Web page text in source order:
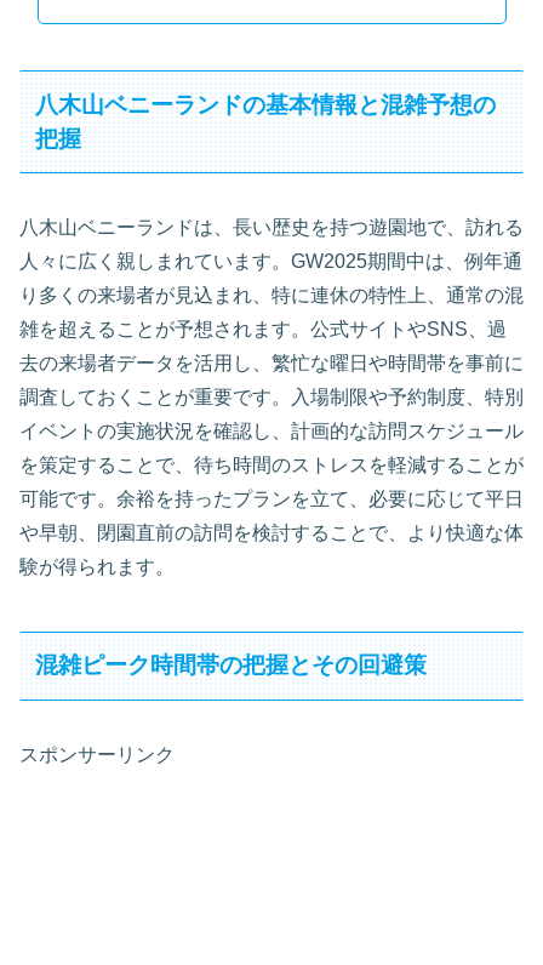
八木山ベニーランドの基本情報と混雑予想の
把握
八木山ベニーランドは、長い歴史を持つ遊園地で、訪れる
人々に広く親しまれています。GW2025期間中は、例年通
り多くの来場者が見込まれ、特に連休の特性上、通常の混
雑を超えることが予想されます。公式サイトやSNS、過
去の来場者データを活用し、繁忙な曜日や時間帯を事前に
調査しておくことが重要です。入場制限や予約制度、特別
イベントの実施状況を確認し、計画的な訪問スケジュール
を策定することで、待ち時間のストレスを軽減することが
可能です。余裕を持ったプランを立て、必要に応じて平日
や早朝、閉園直前の訪問を検討することで、より快適な体
験が得られます。
混雑ピーク時間帯の把握とその回避策
スポンサーリンク